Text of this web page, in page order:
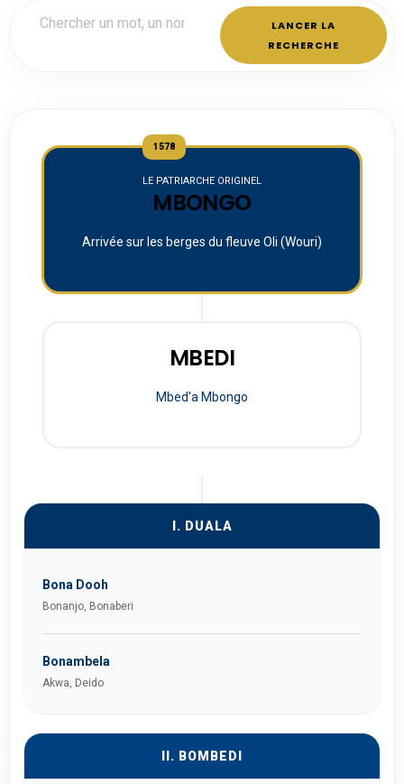
LANCER LA
RECHERCHE
1578
LE PATRIARCHE ORIGINEL
MBONGO
Arrivée sur les berges du fleuve Oli (Wouri)
MBEDI
Mbed'a Mbongo
I. DUALA
Bona Dooh
Bonanjo, Bonaberi
Bonambela
Akwa, Deido
II. BOMBEDI